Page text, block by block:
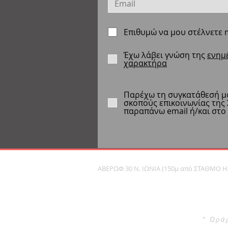
Επιθυμώ να μου
Έχω λάβει γνώση της
χαρακτήρα
Παρέχω τη συγκατάθεσή
σκοπούς επικοινωνίας
παραπάνω email ή/και
ΑΒΕΡΩΦ 30 Ν. ΙΩΝΙΑ (150μ από ΣΤΑΘΜΟ
*